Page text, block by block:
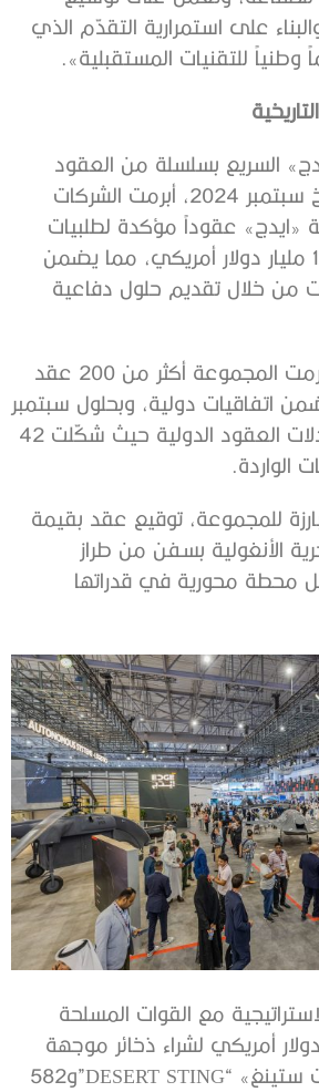
على استمرارية التقدّم الذي
وطنياً للتقنيات المستقبلية».
السريع بسلسلة من العقود
التاريخية؛ فحتى تاريخ سبتمبر 2024، أبرمت الشركات
«ايدج» عقوداً مؤكدة لطلبيات
متراكمة بقيمة 12.8 مليار دولار أمريكي، مما يضمن
من خلال تقديم حلول دفاعية
وفي عام 2023، أبرمت المجموعة أكثر من 200 عقد
ضمن اتفاقيات دولية، وبحلول سبتمبر
2024، ارتفعت معدلات العقود الدولية حيث شكّلت 42
الواردة.
للمجموعة، توقيع عقد بقيمة
الأنغولية بسفن من طراز
محطة محورية في قدراتها
مع القوات المسلحة
1.62 مليار دولار أمريكي لشراء ذخائر موجهة
بدقة من نوع «ديزرت ستينغ» “DESERT STING”و582